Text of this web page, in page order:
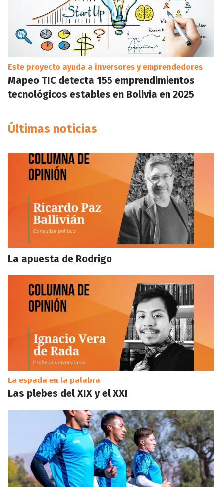
Este proyecto ayuda a inversores y emprendedores
Mapeo TIC detecta 155 emprendimientos
tecnológicos estables en Bolivia en 2025
Últimas noticias
La apuesta de Rodrigo
La espada en la palabra
Las plebes del XIX y el XXI